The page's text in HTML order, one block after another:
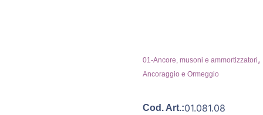
01-Ancore, musoni e ammortizzatori,
Ancoraggio e Ormeggio
Cod. Art.:01.081.08